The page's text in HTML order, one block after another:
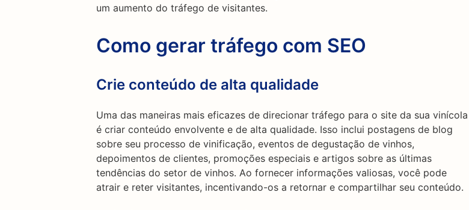
um aumento do tráfego de visitantes.
Como gerar tráfego com SEO
Crie conteúdo de alta qualidade
Uma das maneiras mais eficazes de direcionar tráfego para o site da sua vinícola
é criar conteúdo envolvente e de alta qualidade. Isso inclui postagens de blog
sobre seu processo de vinificação, eventos de degustação de vinhos,
depoimentos de clientes, promoções especiais e artigos sobre as últimas
tendências do setor de vinhos. Ao fornecer informações valiosas, você pode
atrair e reter visitantes, incentivando-os a retornar e compartilhar seu conteúdo.